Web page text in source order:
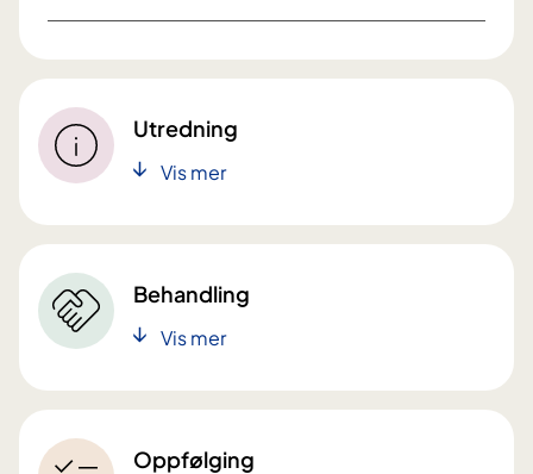
Utredning
Vis mer
Behandling
Vis mer
Oppfølging